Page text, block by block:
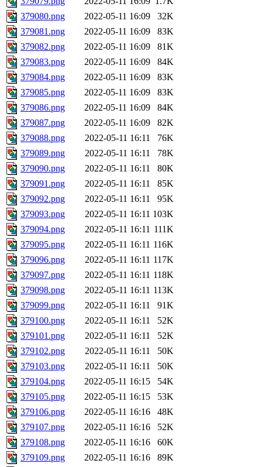
379080.png
2022-05-11 16:09
32K
379081.png
2022-05-11 16:09
83K
379082.png
2022-05-11 16:09
81K
379083.png
2022-05-11 16:09
84K
379084.png
2022-05-11 16:09
83K
379085.png
2022-05-11 16:09
83K
379086.png
2022-05-11 16:09
84K
379087.png
2022-05-11 16:09
82K
379088.png
2022-05-11 16:11
76K
379089.png
2022-05-11 16:11
78K
379090.png
2022-05-11 16:11
80K
379091.png
2022-05-11 16:11
85K
379092.png
2022-05-11 16:11
95K
379093.png
2022-05-11 16:11 103K
379094.png
2022-05-11 16:11 111K
379095.png
2022-05-11 16:11 116K
379096.png
2022-05-11 16:11 117K
379097.png
2022-05-11 16:11 118K
379098.png
2022-05-11 16:11 113K
379099.png
2022-05-11 16:11
91K
379100.png
2022-05-11 16:11
52K
379101.png
2022-05-11 16:11
52K
379102.png
2022-05-11 16:11
50K
379103.png
2022-05-11 16:11
50K
379104.png
2022-05-11 16:15
54K
379105.png
2022-05-11 16:15
53K
379106.png
2022-05-11 16:16
48K
379107.png
2022-05-11 16:16
52K
379108.png
2022-05-11 16:16
60K
379109.png
2022-05-11 16:16
89K